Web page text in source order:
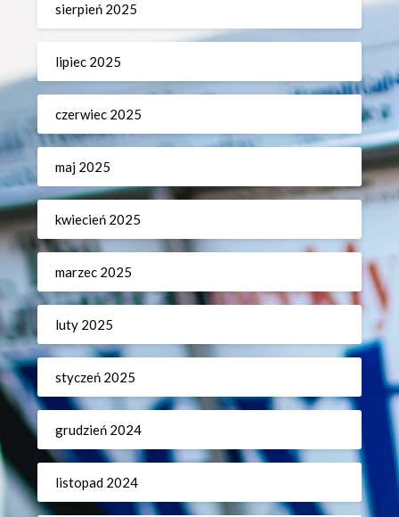
sierpień 2025
lipiec 2025
czerwiec 2025
maj 2025
kwiecień 2025
marzec 2025
luty 2025
styczeń 2025
grudzień 2024
listopad 2024